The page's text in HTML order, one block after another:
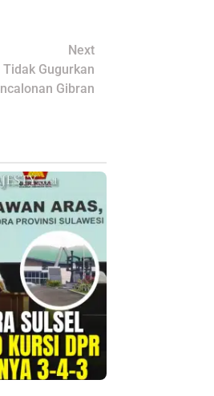
Next
Tidak Gugurkan
Gibran